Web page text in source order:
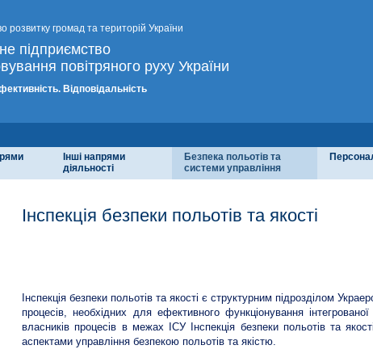
розвитку громад та територій України
підприємство
повітряного руху України
Відповідальність
Інші напрями
діяльності
Безпека польотів та
системи управління
Інспекція безпеки польотів та якості
Інспекція безпеки польотів та якості є структурним підрозділом
процесів, необхідних для ефективного функціонування
власників процесів в межах ІСУ Інспекція безпеки польотів та
аспектами управління безпекою польотів та якістю.